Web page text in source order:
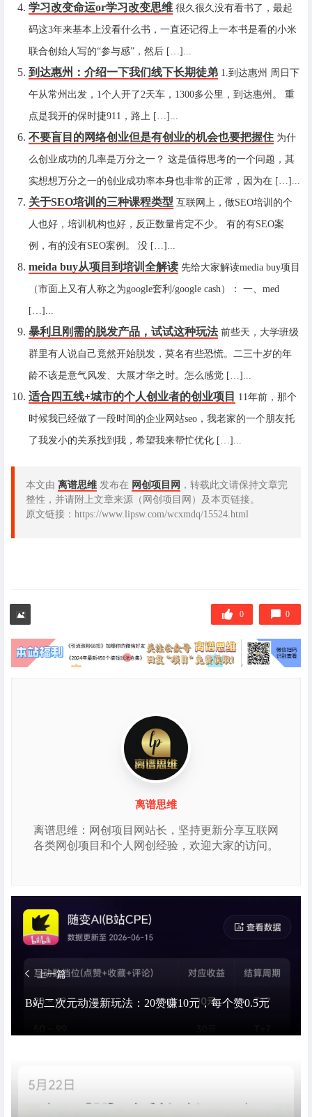
学习改变命运or学习改变思维 很久很久没有看书了，最起
码这3年来基本上没看什么书，一直还记得上一本书是看的小米
联合创始人写的“参与感”，然后 […]...
到达惠州：介绍一下我们线下长期徒弟 1.到达惠州 周日下
午从常州出发，1个人开了2天车，1300多公里，到达惠州。 重
点是我开的保时捷911，路上 […]...
不要盲目的网络创业但是有创业的机会也要把握住 为什
么创业成功的几率是万分之一？ 这是值得思考的一个问题，其
实想想万分之一的创业成功率本身也非常的正常，因为在 […]...
关于SEO培训的三种课程类型 互联网上，做SEO培训的个
人也好，培训机构也好，反正数量肯定不少。 有的有SEO案
例，有的没有SEO案例。 没 […]...
meida buy从项目到培训全解读 先给大家解读media buy项目
（市面上又有人称之为google套利/google cash）： 一、med
[…]...
暴利且刚需的脱发产品，试试这种玩法 前些天，大学班级
群里有人说自己竟然开始脱发，莫名有些恐慌。二三十岁的年
龄不该是意气风发、大展才华之时。怎么感觉 […]...
适合四五线+城市的个人创业者的创业项目 11年前，那个
时候我已经做了一段时间的企业网站seo，我老家的一个朋友托
了我发小的关系找到我，希望我来帮忙优化 […]...
本文由 离谱思维 发布在 网创项目网 ，转载此文请保持文章完
整性，并请附上文章来源（网创项目网）及本页链接。
原文链接：https://www.lipsw.com/wcxmdq/15524.html
0 0
离谱思维
离谱思维：网创项目网站长，坚持更新分享互联网
各类网创项目和个人网创经验，欢迎大家的访问。
上一篇
B站二次元动漫新玩法：20赞赚10元，每个赞0.5元